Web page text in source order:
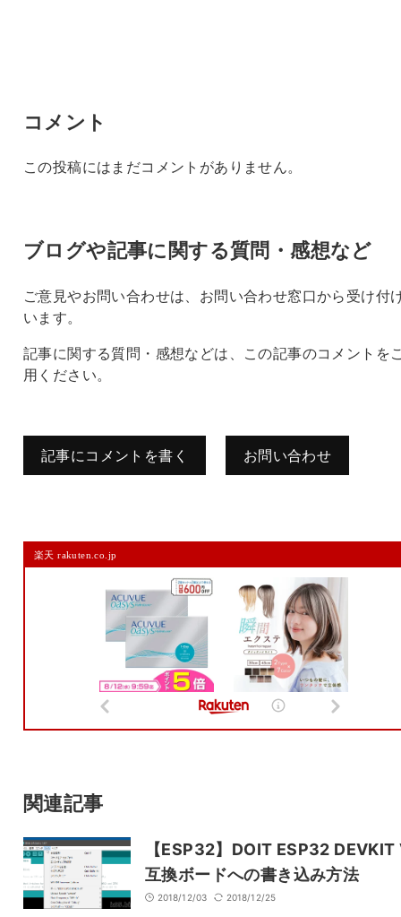
コメント
この投稿にはまだコメントがありません。
ブログや記事に関する質問・感想など
ご意見やお問い合わせは、お問い合わせ窓口から受け付
います。
記事に関する質問・感想などは、この記事のコメントを
用ください。
記事にコメントを書く お問い合わせ
メールアドレスは公開されません。
また、コメント欄には、必ず日本語を含めてください（スパム対策）。
サイト
楽天 rakuten.co.jp
関連記事
【ESP32】DOIT ESP32 DEVKIT
互換ボードへの書き込み方法
2018/12/03 2018/12/25